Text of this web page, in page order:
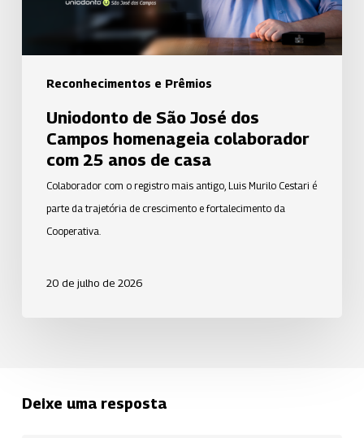
Reconhecimentos e Prêmios
colaborador
25
anos
casaUniodonto de São José dos
Campos homenageia colaborador
com 25 anos de casa
Colaborador com o registro mais antigo, Luis Murilo Cestari é
parte da trajetória de crescimento e fortalecimento da
Cooperativa.
20 de julho de 2026
Deixe uma resposta